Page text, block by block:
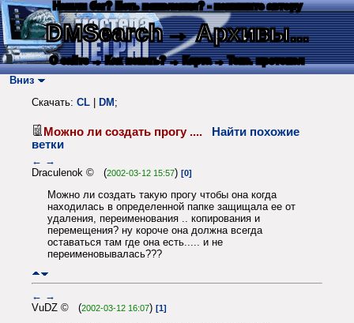
Нашли баг? Есть пожелания? - напишите автору
DMSearch→ Архивы...
О сайте → Как искать? → Карта → Текс. протокол
Вниз
Скачать: CL DM ;
Можно ли создать прогу ....
Найти похожие
ветки
← →
Draculenok © (2002-03-12 15:57) [0]
Можно ли создать такую прогу чтобы она когда
находилась в определенной папке защищала ее от
удаления, переименования .. копирования и
перемещения? ну короче она должна всегда
оставаться там где она есть..... и не
переименовывалась???
← →
VuDZ © (2002-03-12 16:07) [1]